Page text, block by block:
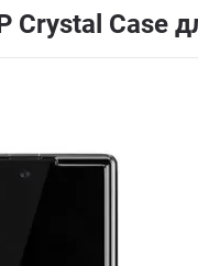
Crystal Case